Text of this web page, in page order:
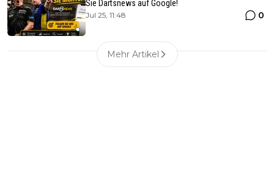
Sie Dartsnews auf Google!
Jul 25, 11:48 0
Mehr Artikel